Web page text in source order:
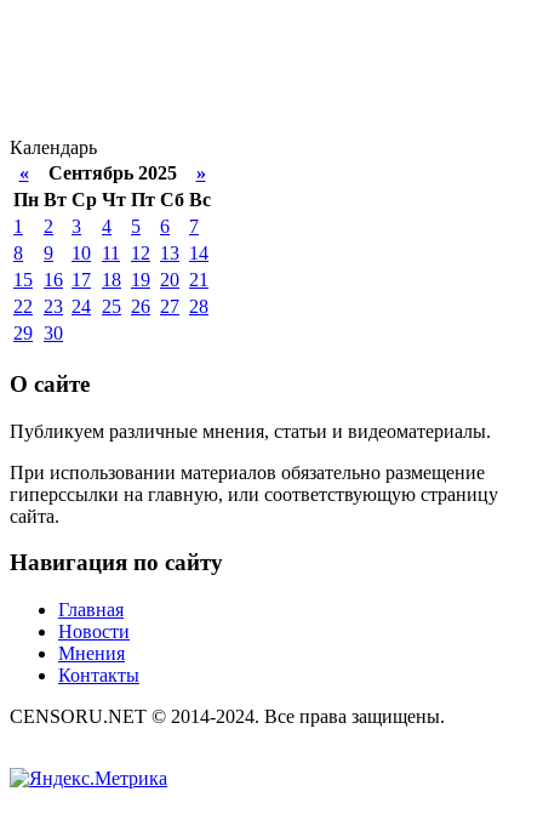
Календарь
«Сентябрь 2025 »
Пн Вт Ср Чт Пт Сб Вс
1
2 3 4 5 6
7
8
9 10 11 12 13 14
15 16 17 18 19 20 21
22
23 24 25 26 27 28
29 30
О сайте
Публикуем различные мнения, статьи и видеоматериалы.
При использовании материалов обязательно размещение
гиперссылки на главную, или соответствующую страницу
сайта.
Навигация по сайту
Главная
Новости
Мнения
Контакты
CENSORU.NET © 2014-2024. Все права защищены.